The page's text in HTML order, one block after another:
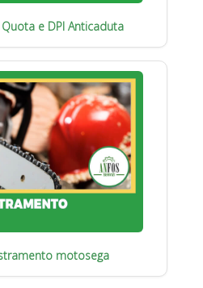
e DPI Anticaduta
motosega